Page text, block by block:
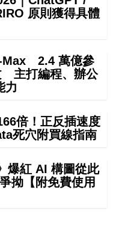
原則獲得具體
Max 2.4 萬億參
主打編程、辦公
力
倍！正反插速度
死穴附買線指南
爆紅 AI 構圖從此
拗【附免費使用